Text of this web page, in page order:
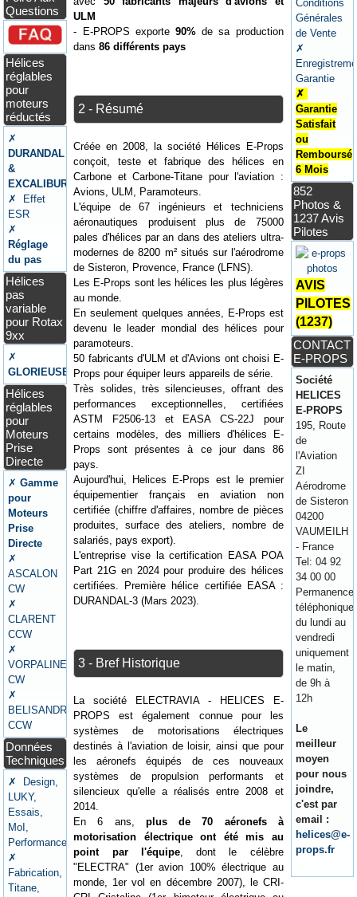
Questions
Hélices
réglables
pour
moteurs
réductés
✗
DURANDAL
&
EXCALIBUR
✗ Effet
ESR
✗
Réglage
du pas
Hélices
pas
variable
pour Rotax
9xx
✗
GLORIEUSE
Hélices
réglables
pour
Moteurs
Prise
Directe
✗Gamme
pour
Moteurs
Prise
Directe
✗
ASCALON
CW
✗
CLARENT
CCW
✗
VORPALINE
CW
✗
BELISANDRE
CCW
Données
Techniques
✗ Design,
LUKY,
Essais,
MoI,
Performances
✗
Fabrication,
Titane,
ULM
- E-PROPS exporte 90% de sa production
dans86 différents pays
2 - Résumé
Créée en 2008, la société Hélices E-Props
conçoit, teste et fabrique des hélices en
Carbone et Carbone-Titane pour l'aviation :
Avions, ULM, Paramoteurs.
L'équipe de 67 ingénieurs et techniciens
aéronautiques produisent plus de 75000
pales d'hélices par an dans des ateliers ultra-
modernes de 8200 m² situés sur l'aérodrome
de Sisteron, Provence, France (LFNS).
Les E-Props sont les hélices les plus légères
au monde.
En seulement quelques années, E-Props est
devenu le leader mondial des hélices pour
paramoteurs.
50 fabricants d'ULM et d'Avions ont choisi E-
Props pour équiper leurs appareils de série.
Très solides, très silencieuses, offrant des
performances exceptionnelles, certifiées
ASTM F2506-13 et EASA CS-22J pour
certains modèles, des milliers d'hélices E-
Props sont présentes à ce jour dans 86
pays.
Aujourd'hui, Helices E-Props est le premier
équipementier français en aviation non
certifiée (chiffre d'affaires, nombre de pièces
produites, surface des ateliers, nombre de
salariés, pays export).
L'entreprise vise la certification EASA POA
Part 21G en 2024 pour produire des hélices
certifiées. Première hélice certifiée EASA :
DURANDAL-3 (Mars 2023).
3 - Bref Historique
La société ELECTRAVIA - HELICES E-
PROPS est également connue pour les
systèmes de motorisations électriques
destinés à l'aviation de loisir, ainsi que pour
les aéronefs équipés de ces nouveaux
systèmes de propulsion performants et
silencieux qu'elle a réalisés entre 2008 et
2014.
En 6 ans, plus de 70 aéronefs à
motorisation électrique ont été mis au
point par l'équipe, dont le célèbre
"ELECTRA" (1er avion 100% électrique au
monde, 1er vol en décembre 2007), le CRI-
Conditions
Générales
de Vente
✗
Garantie
✗
Garantie
Satisfait
ou
Remboursé
6 Mois
852
Photos &
1237 Avis
Pilotes
AVIS
PILOTES
(1237)
CONTACT
E-PROPS
Société
HELICES
E-PROPS
195, Route
de
l'Aviation
ZI
Aérodrome
de Sisteron
04200
VAUMEILH
- France
Tel: 04 92
34 00 00
Permanence
téléphonique
du lundi au
vendredi
uniquement
le matin,
de 9h à
12h
Le
meilleur
moyen
pour nous
joindre,
c'est par
email :
helices@e-
props.fr